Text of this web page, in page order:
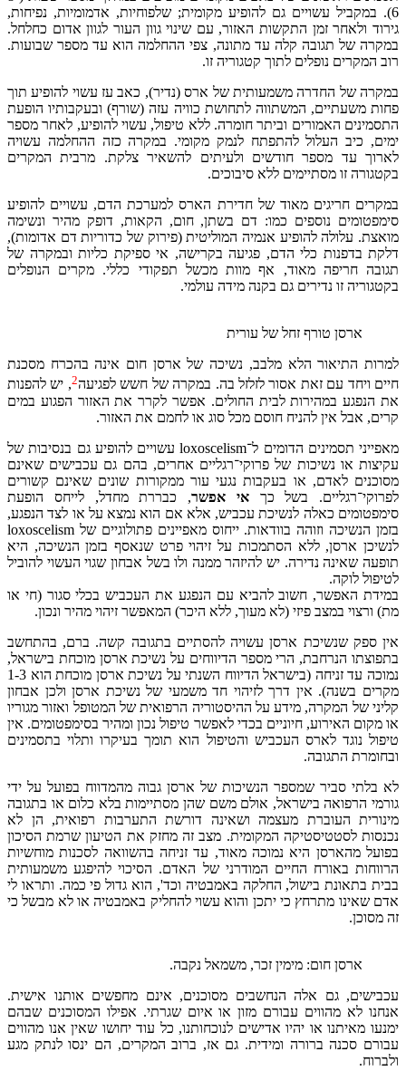
6). במקביל עשויים גם להופיע מקומית; שלפוחיות, אדמומיות, נפיחות,
גירוד ולאחר זמן התקשות האזור, עם שינוי גוון העור לגוון אדום כחלחל.
במקרה של תגובה קלה עד מתונה, צפי ההחלמה הוא עד מספר שבועות.
רוב המקרים נופלים לתוך קטגוריה זו.
במקרה של החדרה משמעותית של ארס (נדיר), כאב עז עשוי להופיע תוך
פחות משעתיים, המשתווה לתחושת כוויה עזה (שורף) ובעקבותיו הופעת
התסמינים האמורים וביתר חומרה. ללא טיפול, עשוי להופיע, לאחר מספר
ימים, כיב העלול להתפתח לנמק מקומי. במקרה כזה ההחלמה עשויה
לארוך עד מספר חודשים ולעיתים להשאיר צלקת. מרבית המקרים
בקטגורה זו מסתיימים ללא סיבוכים.
במקרים חריגים מאוד של חדירת הארס למערכת הדם, עשויים להופיע
סימפטומים נוספים כמו: דם בשתן, חום, הקאות, דופק מהיר ונשימה
מואצת. עלולה להופיע אנמיה המוליטית (פירוק של כדוריות דם אדומות),
דלקת בדפנות כלי הדם, פגיעה בקרישה, אי ספיקת כליות ובמקרה של
תגובה חריפה מאוד, אף מוות מכשל תפקודי כללי. מקרים הנופלים
בקטגוריה זו נדירים גם בקנה מידה עולמי.
ארסן טורף זחל של עורית
למרות התיאור הלא מלבב, נשיכה של ארסן חום אינה בהכרח מסכנת
חיים ויחד עם זאת אסור לזלזל בה. במקרה של חשש לפגיעה2, יש להפנות
את הנפגע במהירות לבית החולים. אפשר לקרר את האזור הפגוע במים
קרים, אבל אין להניח חוסם מכל סוג או לחמם את האזור.
מאפייני תסמינים הדומים ל־loxoscelism עשויים להופיע גם בנסיבות של
עקיצות או נשיכות של פרוקי־רגליים אחרים, בהם גם עכבישים שאינם
מסוכנים לאדם, או בעקבות נגעי עור ממקורות שונים שאינם קשורים
לפרוקי־רגליים. בשל כךאי אפשר, כבררת מחדל, לייחס הופעת
סימפטומים כאלה לנשיכת עכביש, אלא אם הוא נמצא על או לצד הנפגע,
בזמן הנשיכה וזוהה בוודאות. ייחוס מאפיינים פתולוגיים של loxoscelism
לנשיכן ארסן, ללא הסתמכות על זיהוי פרט שנאסף בזמן הנשיכה, היא
תופעה שאינה נדירה. יש להיזהר ממנה ולו בשל אבחון שגוי העשוי להוביל
לטיפול לוקה.
במידת האפשר, חשוב להביא עם הנפגע את העכביש בכלי סגור (חי או
מת) ורצוי במצב פיזי (לא מעוך, ללא היכר) המאפשר זיהוי מהיר ונכון.
אין ספק שנשיכת ארסן עשויה להסתיים בתגובה קשה. ברם, בהתחשב
בתפוצתו הנרחבת, הרי מספר הדיווחים על נשיכת ארסן מוכחת בישראל,
נמוכה עד זניחה (בישראל הדיווח השנתי על נשיכת ארסן מוכחת הוא 1-3
מקרים בשנה). אין דרך לזיהוי חד משמעי של נשיכת ארסן ולכן אבחון
קליני של המקרה, מידע על ההיסטוריה הרפואית של המטופל ואזור מגוריו
או מקום האירוע, חיוניים בכדי לאפשר טיפול נכון ומהיר בסימפטומים. אין
טיפול נוגד לארס העכביש והטיפול הוא תומך בעיקרו ותלוי בתסמינים
ובחומרת התגובה.
לא בלתי סביר שמספר הנשיכות של ארסן גבוה מהמדווח בפועל על ידי
גורמי הרפואה בישראל, אולם משם שהן מסתיימות בלא כלום או בתגובה
מינורית העוברת מעצמה ושאינה דורשת התערבות רפואית, הן לא
נכנסות לסטטיסטיקה המקומית. מצב זה מחזק את הטיעון שרמת הסיכון
בפועל מהארסן היא נמוכה מאוד, עד זניחה בהשוואה לסכנות מוחשיות
הרווחות באורח החיים המודרני של האדם. הסיכוי להיפגע משמעותית
בבית בתאונת בישול, החלקה באמבטיה וכד', הוא גדול פי כמה. ותראו לי
אדם שאינו מתרחץ כי יתכן והוא עשוי להחליק באמבטיה או לא מבשל כי
זה מסוכן.
ארסן חום: מימין זכר, משמאל נקבה.
עכבישים, גם אלה הנחשבים מסוכנים, אינם מחפשים אותנו אישית.
אנחנו לא מהווים עבורם מזון או איום שגרתי. אפילו המסוכנים שבהם
ימנעו מאיתנו או יהיו אדישים לנוכחותנו, כל עוד יחושו שאין אנו מהווים
עבורם סכנה ברורה ומידית. גם אז, ברוב המקרים, הם ינסו לנתק מגע
ולברוח.